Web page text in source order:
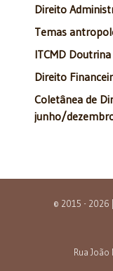
Direito
Temas
ITCMD
Direito
Coletânea de
junho/
© 2015 - 2026
Rua